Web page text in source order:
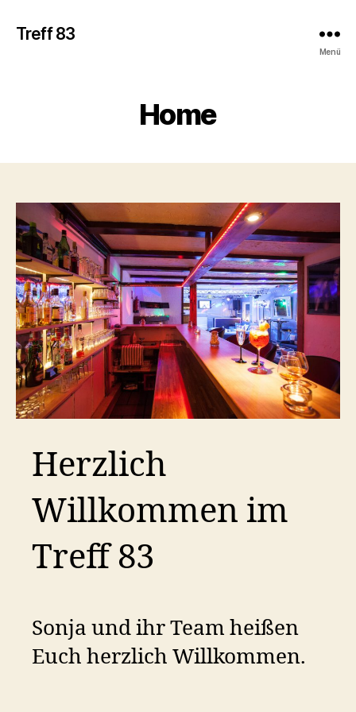
Treff 83
Menü
Home
Herzlich
Willkommen im
Treff 83
Sonja und ihr Team heißen
Euch herzlich Willkommen.